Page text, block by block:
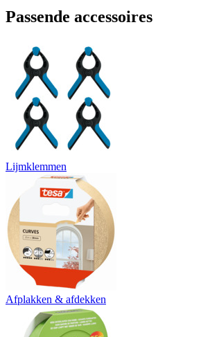
Passende accessoires
Lijmklemmen
Afplakken & afdekken